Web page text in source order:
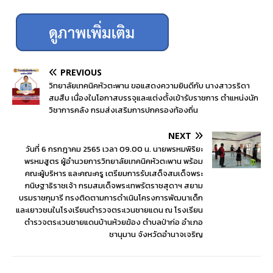
PREVIOUS
วิทยาลัยเทคนิคหัวตะพาน ขอแสดงความยินดีกับ นางสาวรริดา
สมสืบ เนื่องในโอกาสบรรจุและแต่งตั้งเข้ารับราชการ ตำแหน่งนัก
วิชาการคลัง กรมส่งเสริมการปกครองท้องถิ่น
NEXT
วันที่ 6 กรกฎาคม 2565 เวลา 09.00 น. นายพรหมพิริยะ
พรหมสูตร ผู้อำนวยการวิทยาลัยเทคนิคหัวตะพาน พร้อม
คณะผู้บริหาร และคณะครู เตรียมการรับเสด็จสมเด็จพระ
กนิษฐาธิราชเจ้า กรมสมเด็จพระเทพรัตราชสุดาฯ สยาม
บรมราชกุมารี ทรงติดตามการดำเนินโครงการพัฒนาเด็ก
และเยาวชนในโรงเรียนตำรวจตระเวนชายแดน ณ โรงเรียน
ตำรวจตระเวนชายแดนบ้านห้วยฆ้อง ตำบลป่าก่อ อำเภอ
ชานุมาน จังหวัดอำนาจเจริญ